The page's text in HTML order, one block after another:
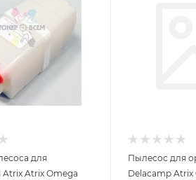
для
Atrix Atrix Omega
Пылесос для
Delacamp Atrix